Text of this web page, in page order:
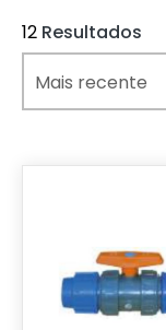
12 Resultados